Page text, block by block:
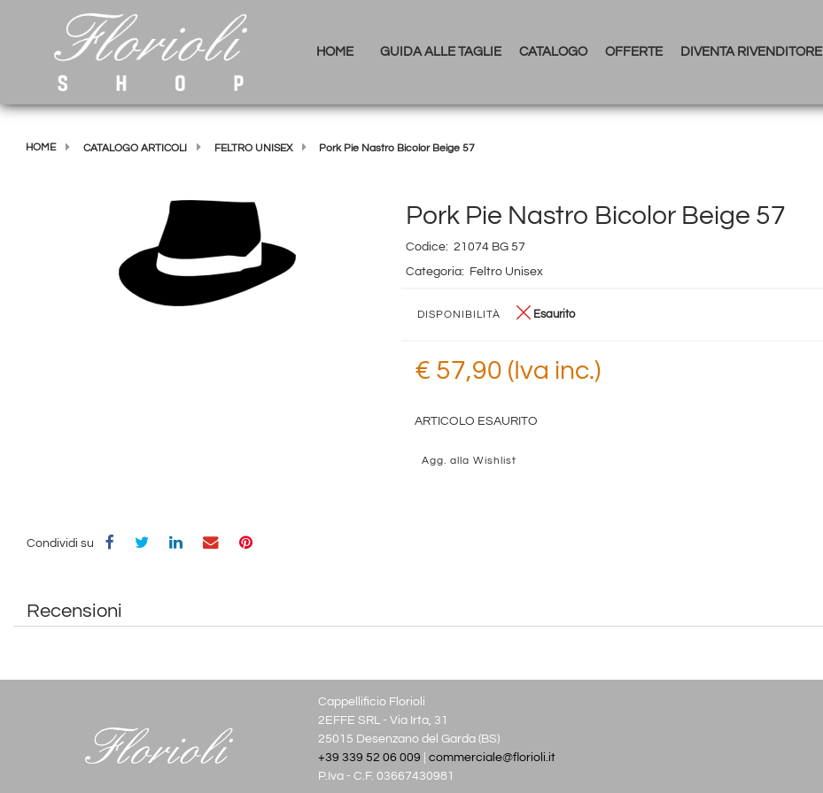
HOME GUIDA ALLE TAGLIE CATALOGO OFFERTE DIVENTA RIVENDITORE
HOME CATALOGO ARTICOLI FELTRO UNISEX Pork Pie Nastro Bicolor Beige 57
Pork Pie Nastro Bicolor Beige 57
Codice: 21074 BG 57
Categoria:
Feltro Unisex
DISPONIBILITÀ Esaurito
€ 57,90 (Iva inc.)
ARTICOLO ESAURITO
Agg. alla Wishlist
Condividi su
Recensioni
Cappellificio Florioli
2EFFE SRL - Via Irta, 31
25015 Desenzano del Garda (BS)
+39 339 52 06 009
commerciale@florioli.it
P.Iva - C.F. 03667430981